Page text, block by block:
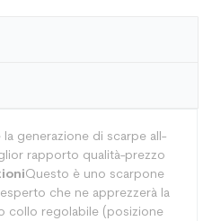
la generazione di scarpe all-
rapporto qualità-prezzo
Questo è uno scarpone
che ne apprezzerà la
collo regolabile (posizione